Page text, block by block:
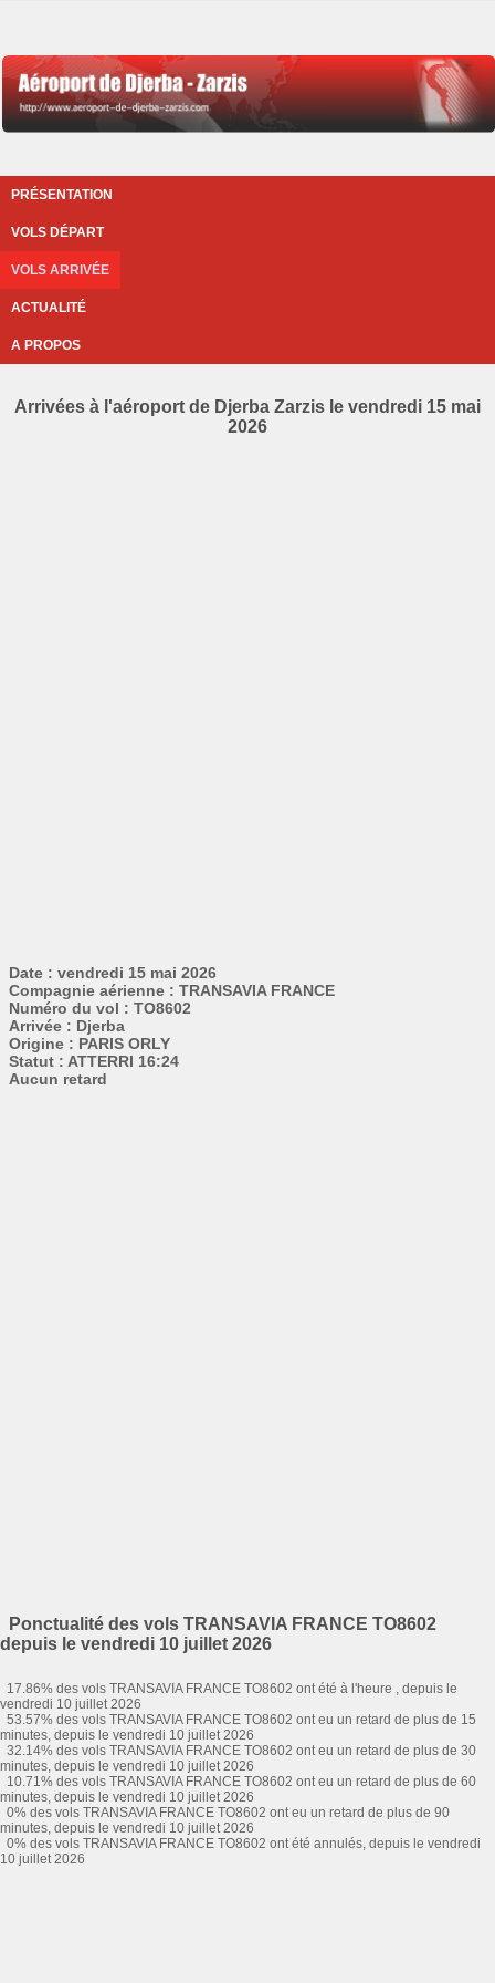
PRÉSENTATION
VOLS DÉPART
VOLS ARRIVÉE
ACTUALITÉ
A PROPOS
Arrivées à l'aéroport de Djerba Zarzis le vendredi 15 mai
2026
Date : vendredi 15 mai 2026
Compagnie aérienne : TRANSAVIA FRANCE
Numéro du vol : TO8602
Arrivée : Djerba
Origine : PARIS ORLY
Statut : ATTERRI 16:24
Aucun retard
Ponctualité des vols TRANSAVIA FRANCE TO8602
depuis le vendredi 10 juillet 2026
17.86% des vols TRANSAVIA FRANCE TO8602 ont été à l'heure , depuis le
vendredi 10 juillet 2026
53.57% des vols TRANSAVIA FRANCE TO8602 ont eu un retard de plus de 15
minutes, depuis le vendredi 10 juillet 2026
32.14% des vols TRANSAVIA FRANCE TO8602 ont eu un retard de plus de 30
minutes, depuis le vendredi 10 juillet 2026
10.71% des vols TRANSAVIA FRANCE TO8602 ont eu un retard de plus de 60
minutes, depuis le vendredi 10 juillet 2026
0% des vols TRANSAVIA FRANCE TO8602 ont eu un retard de plus de 90
minutes, depuis le vendredi 10 juillet 2026
0% des vols TRANSAVIA FRANCE TO8602 ont été annulés, depuis le vendredi
10 juillet 2026